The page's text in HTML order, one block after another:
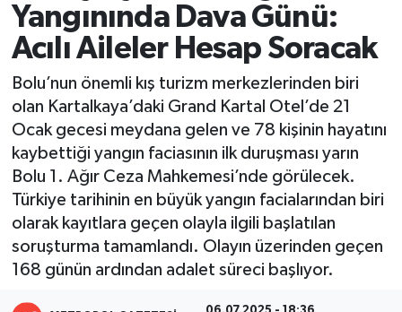
Yangınında Dava Günü:
Acılı Aileler Hesap Soracak
Bolu’nun önemli kış turizm merkezlerinden biri
olan Kartalkaya’daki Grand Kartal Otel’de 21
Ocak gecesi meydana gelen ve 78 kişinin hayatını
kaybettiği yangın faciasının ilk duruşması yarın
Bolu 1. Ağır Ceza Mahkemesi’nde görülecek.
Türkiye tarihinin en büyük yangın facialarından biri
olarak kayıtlara geçen olayla ilgili başlatılan
soruşturma tamamlandı. Olayın üzerinden geçen
168 günün ardından adalet süreci başlıyor.
Resmi İlanlar